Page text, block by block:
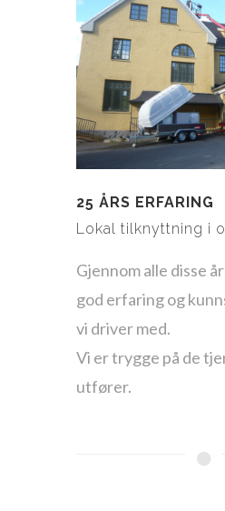
25 ÅRS ERFARING
Lokal tilknyttning i
Gjennom alle disse
god erfaring og
vi driver med.
Vi er trygge på de
utfører.